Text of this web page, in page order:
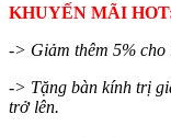
KHUYẾN MÃI
-> Giảm thêm 5% cho
-> Tặng bàn kính trị
trở lên.